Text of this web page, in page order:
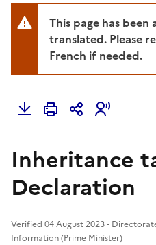
This page has been automatically
translated. Please
French if needed.
Inheritance
Declaration
Verified 04 August 2023 -
Information (Prime Minister)